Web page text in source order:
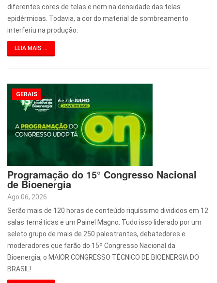
diferentes cores de telas e nem na densidade das telas
epidérmicas. Todavia, a cor do material de sombreamento
interferiu na produção.
LEIA MAIS ...
GERAIS
Programação do 15° Congresso Nacional
de Bioenergia
Ago 06, 2026
Serão mais de 120 horas de conteúdo riquíssimo divididos em 12
salas temáticas e um Painel Magno. Tudo isso liderado por um
seleto grupo de mais de 250 palestrantes, debatedores e
moderadores que farão do 15º Congresso Nacional da
Bioenergia, o MAIOR CONGRESSO TÉCNICO DE BIOENERGIA DO
BRASIL!